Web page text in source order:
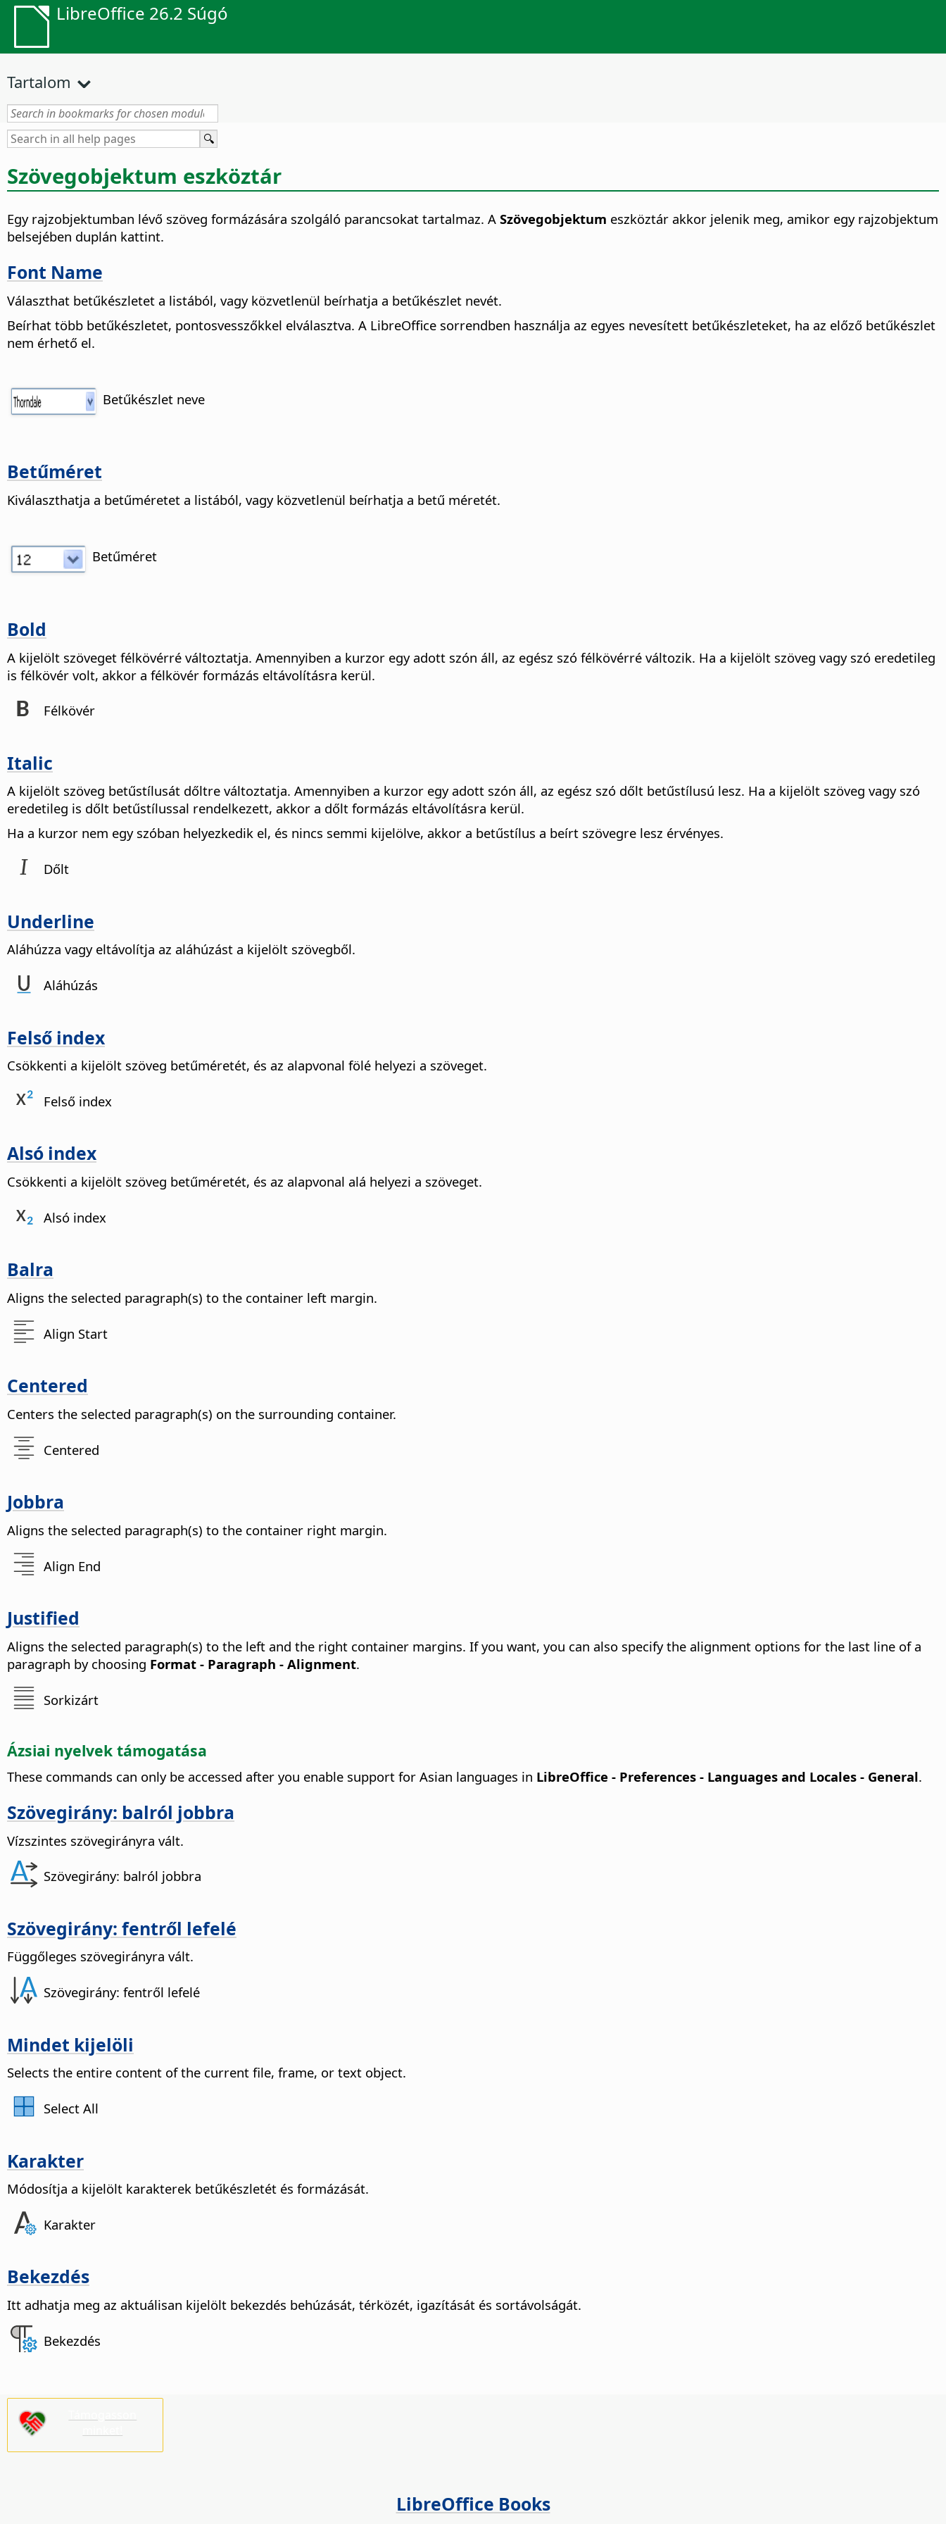
LibreOffice 26.2 Súgó
Tartalom
Szövegobjektum eszköztár
Egy rajzobjektumban lévő szöveg formázására szolgáló parancsokat tartalmaz. A Szövegobjektum eszköztár akkor jelenik meg, amikor egy rajzobjektum
belsejében duplán kattint.
Font Name
Választhat betűkészletet a listából, vagy közvetlenül beírhatja a betűkészlet nevét.
Beírhat több betűkészletet, pontosvesszőkkel elválasztva. A LibreOffice sorrendben használja az egyes nevesített betűkészleteket, ha az előző betűkészlet
nem érhető el.
Betűkészlet neve
Betűméret
Kiválaszthatja a betűméretet a listából, vagy közvetlenül beírhatja a betű méretét.
Betűméret
Bold
A kijelölt szöveget félkövérré változtatja. Amennyiben a kurzor egy adott szón áll, az egész szó félkövérré változik. Ha a kijelölt szöveg vagy szó eredetileg
is félkövér volt, akkor a félkövér formázás eltávolításra kerül.
Félkövér
Italic
A kijelölt szöveg betűstílusát dőltre változtatja. Amennyiben a kurzor egy adott szón áll, az egész szó dőlt betűstílusú lesz. Ha a kijelölt szöveg vagy szó
eredetileg is dőlt betűstílussal rendelkezett, akkor a dőlt formázás eltávolításra kerül.
Ha a kurzor nem egy szóban helyezkedik el, és nincs semmi kijelölve, akkor a betűstílus a beírt szövegre lesz érvényes.
Dőlt
Underline
Aláhúzza vagy eltávolítja az aláhúzást a kijelölt szövegből.
Aláhúzás
Felső index
Csökkenti a kijelölt szöveg betűméretét, és az alapvonal fölé helyezi a szöveget.
Felső index
Alsó index
Csökkenti a kijelölt szöveg betűméretét, és az alapvonal alá helyezi a szöveget.
Alsó index
Balra
Aligns the selected paragraph(s) to the container left margin.
Align Start
Centered
Centers the selected paragraph(s) on the surrounding container.
Centered
Jobbra
Aligns the selected paragraph(s) to the container right margin.
Align End
Justified
Aligns the selected paragraph(s) to the left and the right container margins. If you want, you can also specify the alignment options for the last line of a
paragraph by choosing Format - Paragraph - Alignment.
Sorkizárt
Ázsiai nyelvek támogatása
These commands can only be accessed after you enable support for Asian languages in LibreOffice - Preferences - Languages and Locales - General.
Szövegirány: balról jobbra
Vízszintes szövegirányra vált.
Szövegirány: balról jobbra
Szövegirány: fentről lefelé
Függőleges szövegirányra vált.
Szövegirány: fentről lefelé
Mindet kijelöli
Selects the entire content of the current file, frame, or text object.
Select All
Karakter
Módosítja a kijelölt karakterek betűkészletét és formázását.
Karakter
Bekezdés
Itt adhatja meg az aktuálisan kijelölt bekezdés behúzását, térközét, igazítását és sortávolságát.
Bekezdés
LibreOffice Books